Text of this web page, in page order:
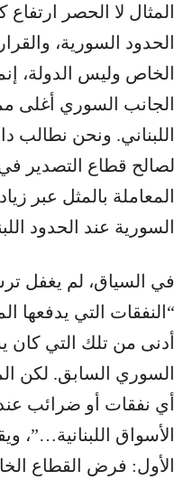
المثال لا الحصر
الحدود السورية،
الخاص وليس الدولة،
الجانب السوري أغلى
اللبناني. ونحن نطالب
لصالح قطاع التصدير
المعاملة بالمثل عبر
السورية عند الحدود
في السياق، لم يغفل
“النفقات التي يدفعها
أدنى من تلك التي كان
السوري السابق. لكن
أي نفقات أو ضرائب
الأسواق
الأول: فرض القطاع